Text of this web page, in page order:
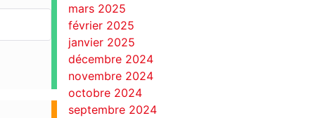
mars 2025
février 2025
janvier 2025
décembre 2024
novembre 2024
octobre 2024
septembre 2024